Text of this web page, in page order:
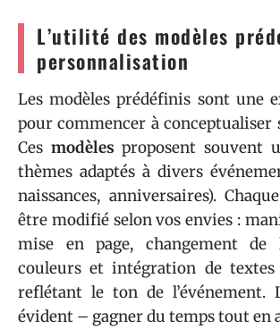
L’utilité des modèles
personnalisation
Les modèles prédéfinis sont une
pour commencer à conceptualiser
Ces modèles proposent souvent
thèmes adaptés à divers
naissances, anniversaires).
être modifié selon vos envies :
mise en page, changement de
couleurs et intégration de textes
reflétant le ton de l’événement.
évident – gagner du temps tout en